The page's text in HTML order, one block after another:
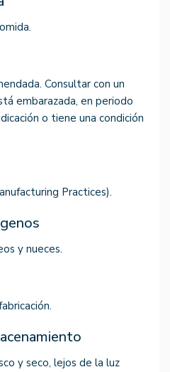
Consultar con un
embarazada, en periodo
o tiene una condición
Practices).
y nueces.
y seco, lejos de la luz